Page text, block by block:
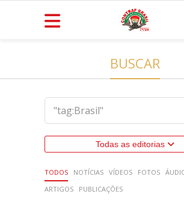
BUSCAR
Todas as editorias
TODOS NOTÍCIAS VÍDEOS FOTOS
ARTIGOS
PUBLICAÇÕES